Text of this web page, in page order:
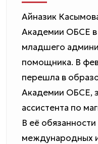
Айназик
Академии ОБСЕ в
младшего
помощника. В
перешла в
Академии ОБСЕ,
ассистента по
В её
международных